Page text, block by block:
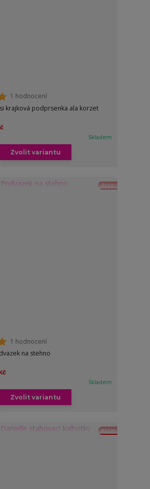
1 hodnocení
krajková podprsenka ala korzet
Skladem
Zvolit variantu
Akce
1 hodnocení
na stehno
Skladem
Zvolit variantu
Akce